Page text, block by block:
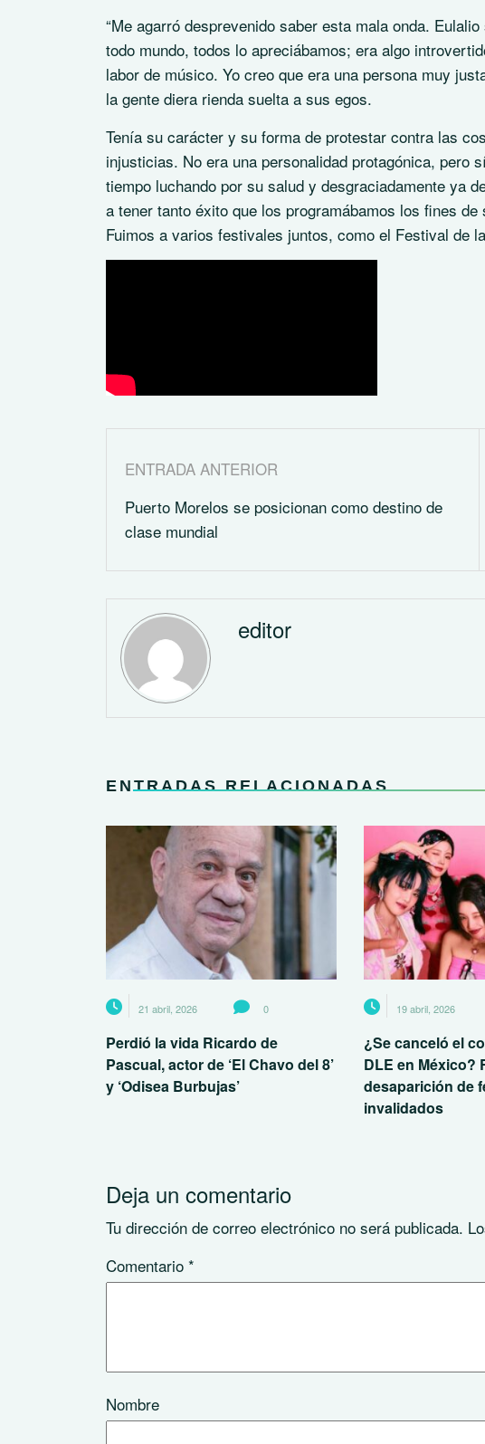
“Me agarró desprevenido saber esta mala onda.
todo mundo, todos lo apreciábamos; era algo
labor de músico. Yo creo que era una persona muy
la gente diera rienda suelta a sus egos.
Tenía su carácter y su forma de protestar contra las
injusticias. No era una personalidad protagónica, pero
tiempo luchando por su salud y desgraciadamente ya
a tener tanto éxito que los programábamos los fines
Fuimos a varios festivales juntos, como el Festival de
ENTRADA ANTERIOR
Puerto Morelos se posicionan como destino de
clase mundial
editor
ENTRADAS RELACIONADAS
21 abril, 2026 0
Perdió la vida Ricardo de
Pascual, actor de ‘El Chavo del 8’
y ‘Odisea Burbujas’
19 abril, 2026
¿Se canceló el
DLE en México?
desaparición de
invalidados
Deja un comentario
Tu dirección de correo electrónico no será publicada.
Comentario *
Nombre